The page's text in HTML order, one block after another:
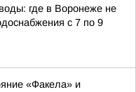
где в Воронеже не
с 7 по 9
«Факела» и